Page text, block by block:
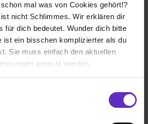
mal was von Cookies gehört!?
nicht Schlimmes. Wir erklären dir
für dich bedeutet. Wunder dich bitte
ist ein bisschen komplizierter als du
Sie muss einfach den aktuellen
gerecht werden.
für
ohne gut